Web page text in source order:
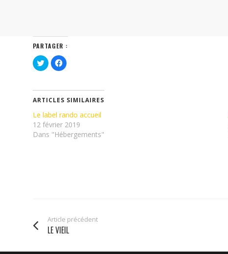
PARTAGER :
Cliquez
pour
partager
dans
une
nouvelle
Cliquez
pour
dans
une
nouvelle
ARTICLES SIMILAIRES
Le label rando accueil
12 février 2019
Dans "Hébergements"
Article précédent
LE VIEIL